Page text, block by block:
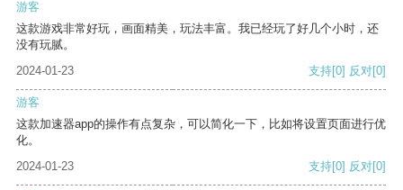
游客
这款游戏非常好玩，画面精美，玩法丰富。我已经玩了好几个小时，还
没有玩腻。
2024-01-23
支持[0] 反对[0]
游客
这款加速器app的操作有点复杂，可以简化一下，比如将设置页面进行优
化。
2024-01-23
支持[0] 反对[0]